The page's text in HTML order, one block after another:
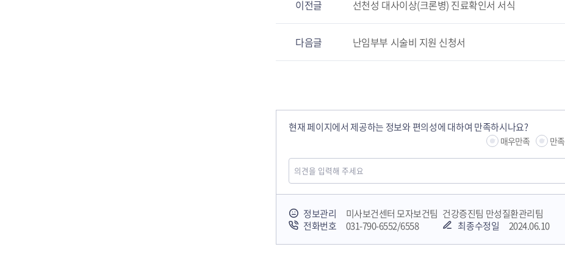
이전글 선천성 대사이상(크론병) 진료확인서 서식
다음글 난임부부 시술비 지원 신청서
현재 페이지에서 제공하는 정보와 편의성에 대하여 만족하시나요?
매우만족 만족
정보관리
미사보건센터 모자보건팀 건강증진팀 만성질환관리팀
전화번호
031-790-6552/6558 최종수정일 2024.06.10
하남시정신건강복지센터(부설 자살예방센터) 어린이급식관리지원센터